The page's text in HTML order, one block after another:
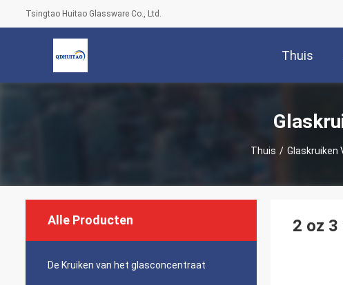
Tsingtao Huitao Glassware Co., Ltd.
Thuis
Thuis / Glaskruiken
Alle Producten
De Kruiken van het glasconcentraat
2 oz